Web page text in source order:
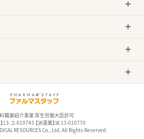
職業紹介事業 厚生労働大臣許可
】13-ユ-010743 【派遣業】派 13-010770
RESOURCES Co., Ltd. All Rights Reserved.